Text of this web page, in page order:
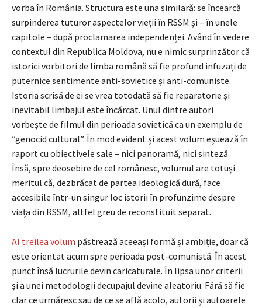
vorba în România. Structura este una similară: se încearcă
surpinderea tuturor aspectelor vieții în RSSM și – în unele
capitole – după proclamarea independenței. Având în vedere
contextul din Republica Moldova, nu e nimic surprinzător că
istorici vorbitori de limba română să fie profund infuzați de
puternice sentimente anti-sovietice și anti-comuniste.
Istoria scrisă de ei se vrea totodată să fie reparatorie și
inevitabil limbajul este încărcat. Unul dintre autori
vorbește de filmul din perioada sovietică ca un exemplu de
”genocid cultural”. În mod evident și acest volum eșuează în
raport cu obiectivele sale – nici panoramă, nici sinteză.
Însă, spre deosebire de cel românesc, volumul are totuși
meritul că, dezbrăcat de partea ideologică dură, face
accesibile într-un singur loc istorii în profunzime despre
viața din RSSM, altfel greu de reconstituit separat.
Al treilea volum păstrează aceeași formă și ambiție, doar că
este orientat acum spre perioada post-comunistă. În acest
punct însă lucrurile devin caricaturale. În lipsa unor criterii
și a unei metodologii decupajul devine aleatoriu. Fără să fie
clar ce urmăresc sau de ce se află acolo, autorii și autoarele